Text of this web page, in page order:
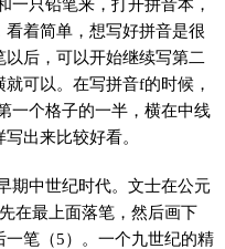
一只铅笔来，打开拼音本，
着简单，想写好拼音是很
后，可以开始继续写第二
可以。在写拼音f的时候，
一个格子的一半，横在中线
出来比较好看。
期中世纪时代。文士在公元
在最上面落笔，然后画下
笔（5）。一个九世纪的精